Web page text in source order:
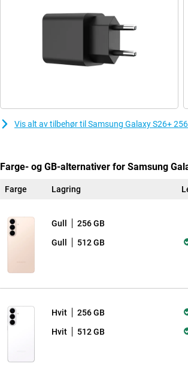
Vis alt av tilbehør til Samsung Galaxy S26+
Farge- og GB-alternativer for Samsung
Farge Lagring
Gull 256 GB
Gull 512 GB
Hvit 256 GB
Hvit 512 GB